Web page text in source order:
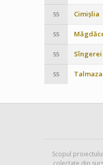
55 Cimișlia
55
55 Sîngerei
55 Talmaza
Scopul
colectate din